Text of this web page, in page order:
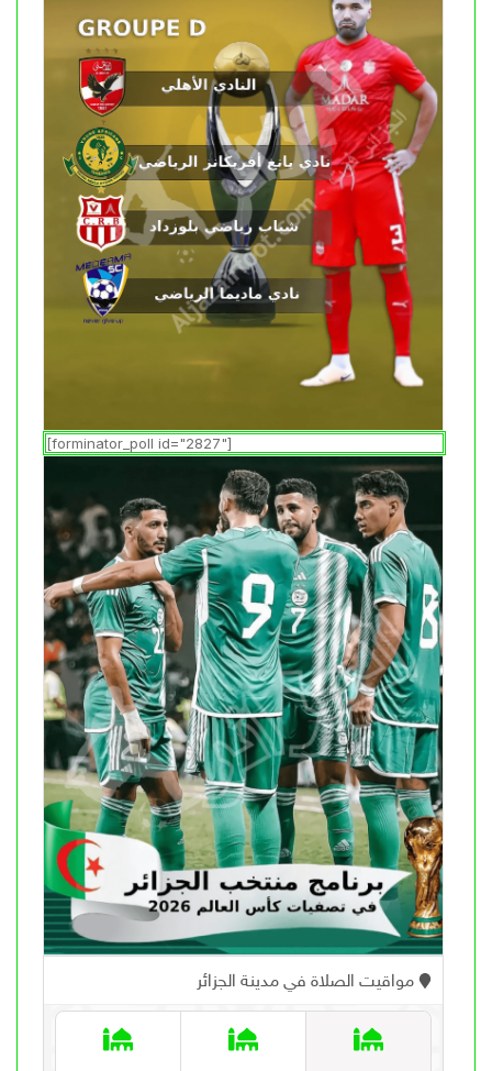
[forminator_poll id="2827"]